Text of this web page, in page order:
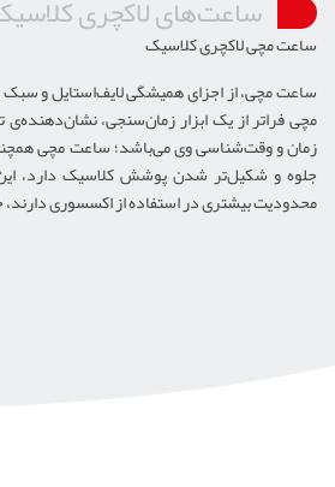
ساعت‌های لاکچری
ساعت مچی لاکچری کلاسیک
ساعت مچی، از اجزای همیشگی لایف‌استایل و
مچی فراتر از یک ابزار زمان‌سنجی،
زمان و وقت‌شناسی وی می‌باشد؛ ساعت مچی
جلوه و شکیل‌تر شدن پوشش کلاسیک دارد، این
محدودیت بیشتری در استفاده از اکسسوری